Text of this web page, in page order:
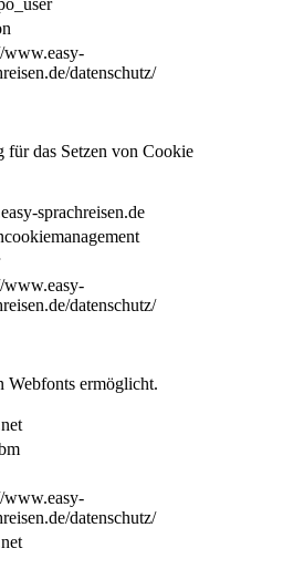
www.easy-
datenschutz/
für das Setzen von Cookie
sprachreisen.de
www.easy-
datenschutz/
Webfonts ermöglicht.
www.easy-
datenschutz/